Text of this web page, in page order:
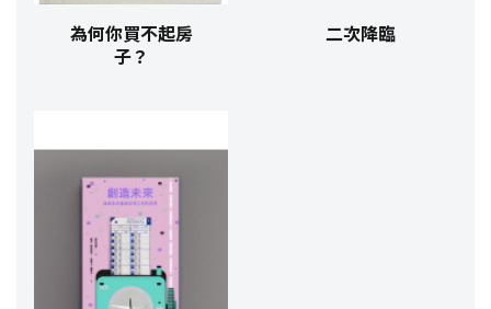
為何你買不起房
子？
二次降臨